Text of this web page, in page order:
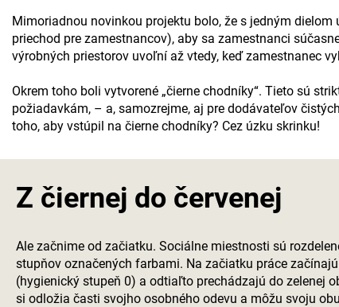
Mimoriadnou novinkou projektu bolo, že s jedným
priechod pre zamestnancov), aby sa zamestnanci
výrobných priestorov uvoľní až vtedy, keď zamestnanec
Okrem toho boli vytvorené „čierne chodníky“. Tieto sú
požiadavkám, – a, samozrejme, aj pre dodávateľov
toho, aby vstúpil na čierne chodníky? Cez úzku skrinku!
Z čiernej do červenej
Ale začnime od začiatku. Sociálne miestnosti sú
stupňov označených farbami. Na začiatku práce
(hygienický stupeň 0) a odtiaľto prechádzajú do zelenej
si odložia časti svojho osobného odevu a môžu svoju